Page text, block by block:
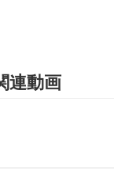
連動画